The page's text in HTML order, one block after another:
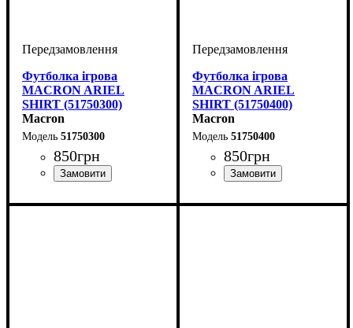
Футболка ігрова
MACRON ARIEL
SHIRT (51750300)
Macron
51750300
850грн
Футболка ігрова
MACRON ARIEL
SHIRT (51750400)
Macron
51750400
850грн